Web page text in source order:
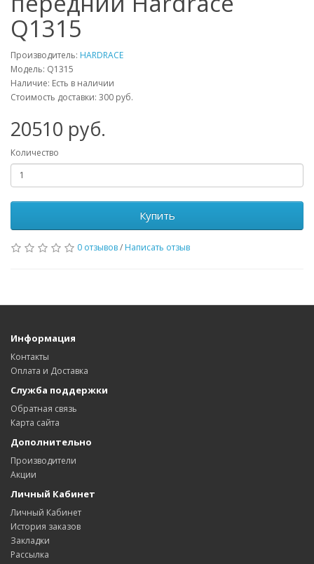
Q1315
Производитель: HARDRACE
Модель: Q1315
Наличие: Есть в наличии
Стоимость доставки: 300 руб.
20510 руб.
Количество
Купить
0 отзывов/ Написать отзыв
Информация
Контакты
Оплата и Доставка
Служба поддержки
Обратная связь
Карта сайта
Дополнительно
Производители
Акции
Личный Кабинет
Личный Кабинет
История заказов
Закладки
Рассылка